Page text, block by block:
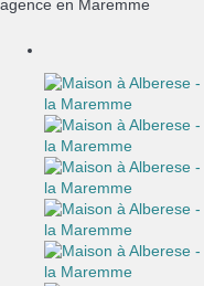
agence en Maremme